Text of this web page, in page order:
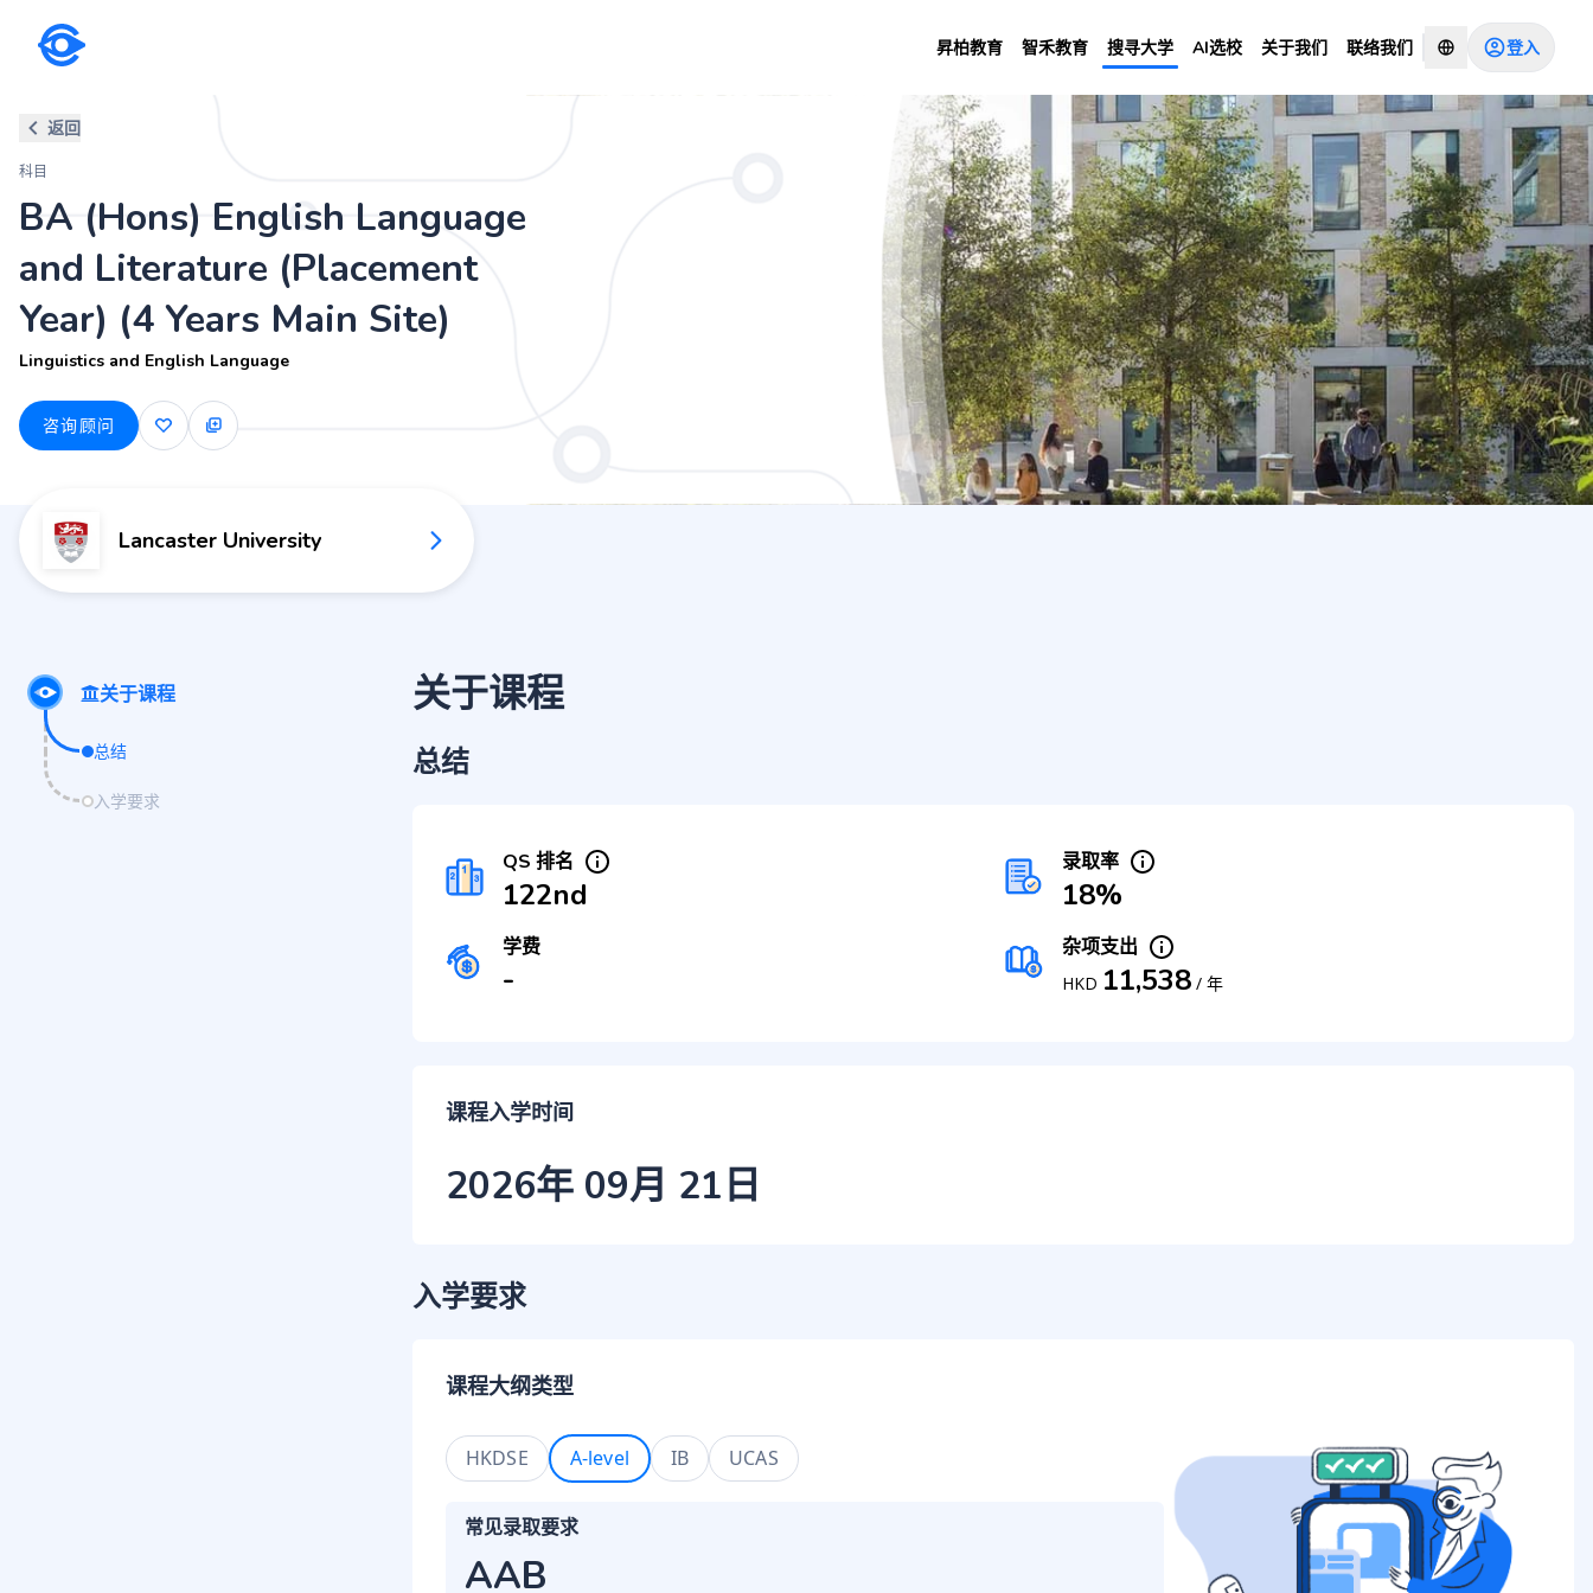
昇柏教育 智禾教育 搜寻大学 AI选校 关于我们 联络我们 登入
BA (Hons) English Language and Literature (Placement Year) (4 Years Main Site) 咨询顾问
返回
科目
BA (Hons) English Language
and Literature (Placement
Year) (4 Years Main Site)
Linguistics and English Language
咨询顾问
Lancaster University
关于课程
总结
入学要求
关于课程
总结
QS 排名
122nd
录取率
18%
学费
-
杂项支出
HKD 11,538 /年
课程入学时间
2026年 09月 21日
入学要求
课程大纲类型
HKDSE A-level IB UCAS
常见录取要求
AAB